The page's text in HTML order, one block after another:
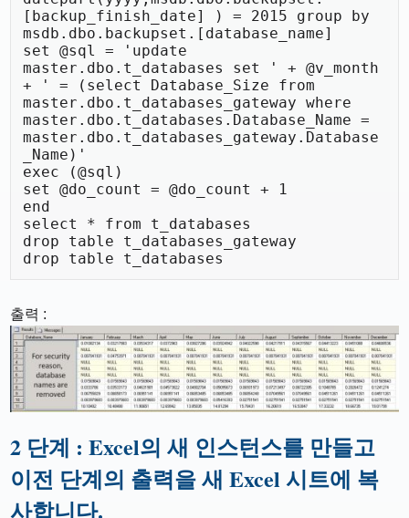
[backup_finish_date] ) = 2015 group by
msdb.dbo.backupset.[database_name]
set @sql = 'update
master.dbo.t_databases set ' + @v_month
+ ' = (select Database_Size from
master.dbo.t_databases_gateway where
master.dbo.t_databases.Database_Name =
master.dbo.t_databases_gateway.Database
_Name)'
exec (@sql)
set @do_count = @do_count + 1
end
select * from t_databases
drop table t_databases_gateway
drop table t_databases
출력 :
2 단계 : Excel의 새 인스턴스를 만들고
이전 단계의 출력을 새 Excel 시트에 복
사합니다.